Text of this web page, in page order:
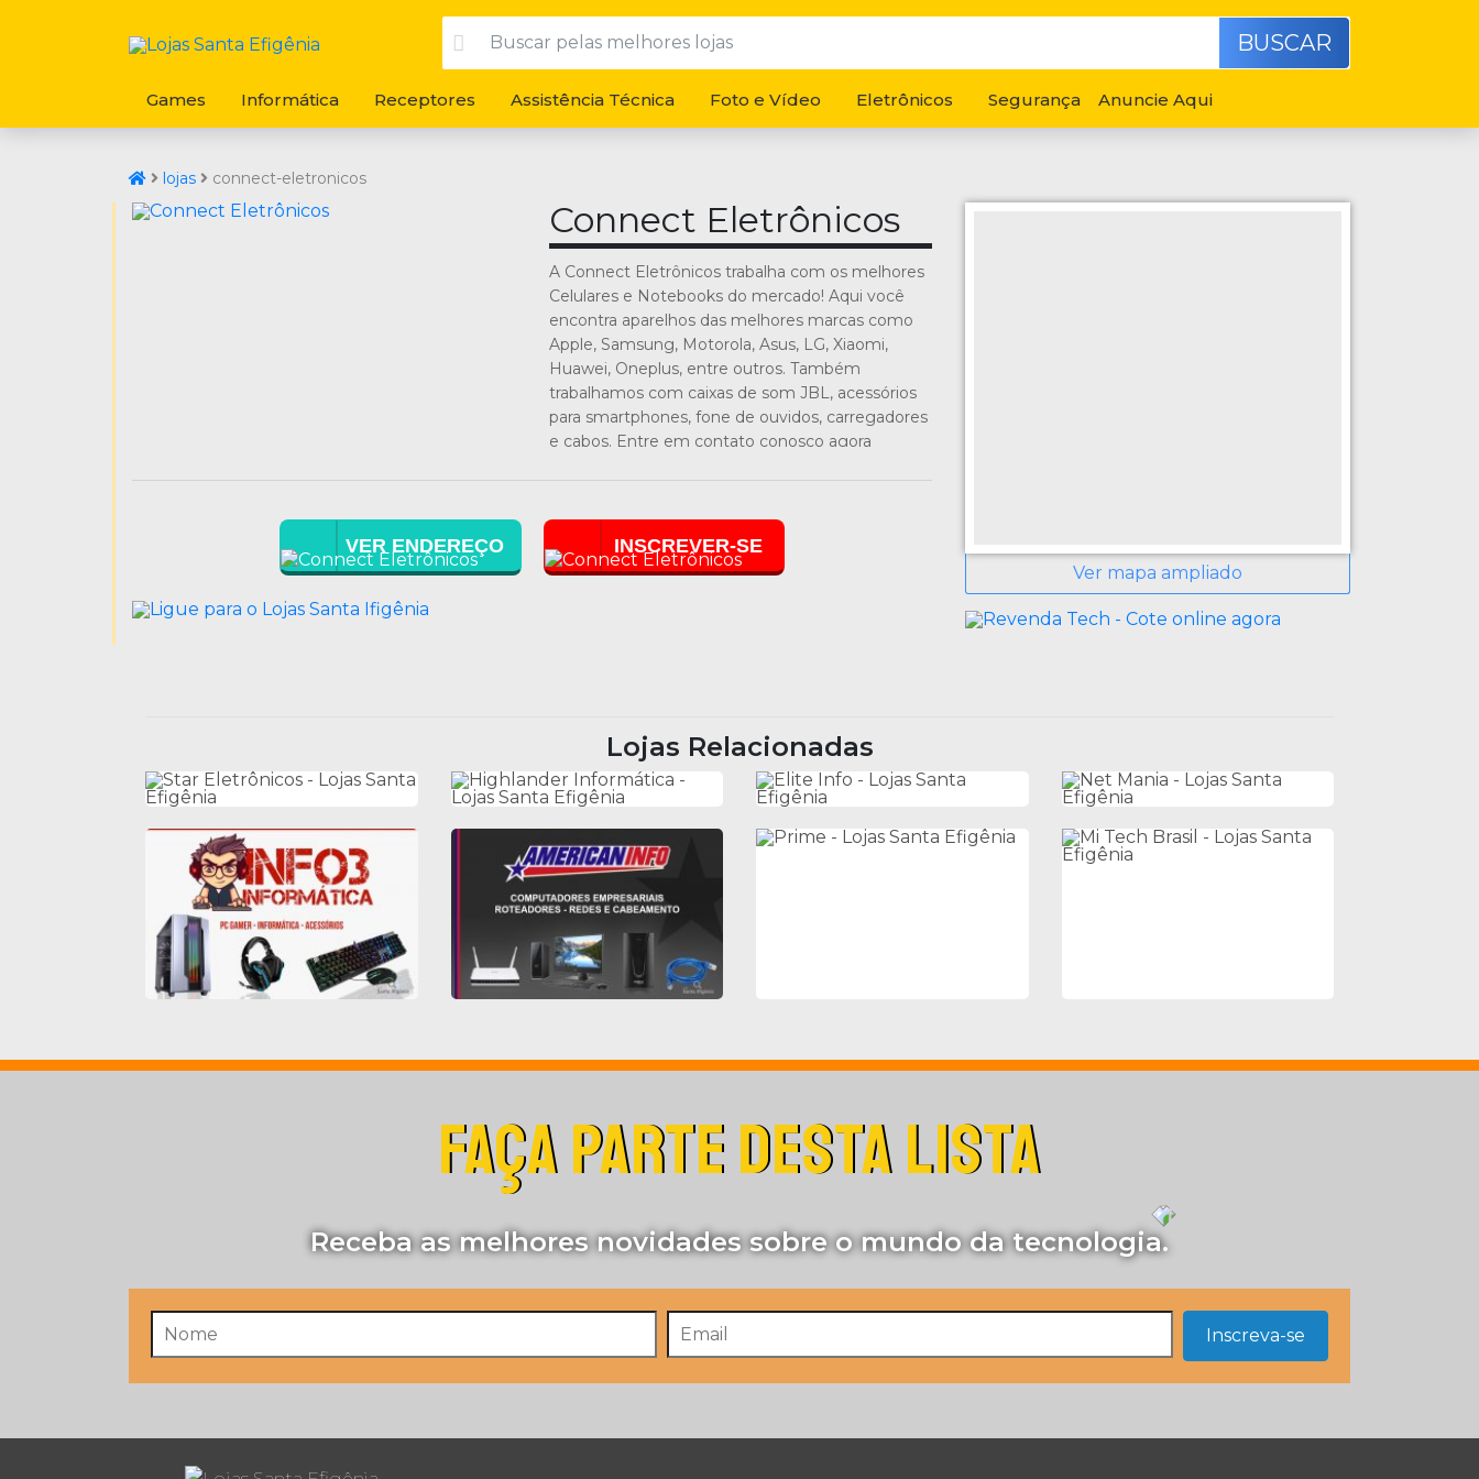
BUSCAR
Games Informática Receptores Assistência Técnica Foto e Vídeo Eletrônicos Segurança Anuncie Aqui
lojas connect-eletronicos
Connect Eletrônicos
A Connect Eletrônicos trabalha com os melhores
Celulares e Notebooks do mercado! Aqui você
encontra aparelhos das melhores marcas como
Apple, Samsung, Motorola, Asus, LG, Xiaomi,
Huawei, Oneplus, entre outros. Também
trabalhamos com caixas de som JBL, acessórios
para smartphones, fone de ouvidos, carregadores
e cabos. Entre em contato conosco agora
VER ENDEREÇO INSCREVER-SE
Ver mapa ampliado
Lojas Relacionadas
FAÇA PARTE DESTA LISTA
Receba as melhores novidades sobre o mundo da tecnologia.
Inscreva-se